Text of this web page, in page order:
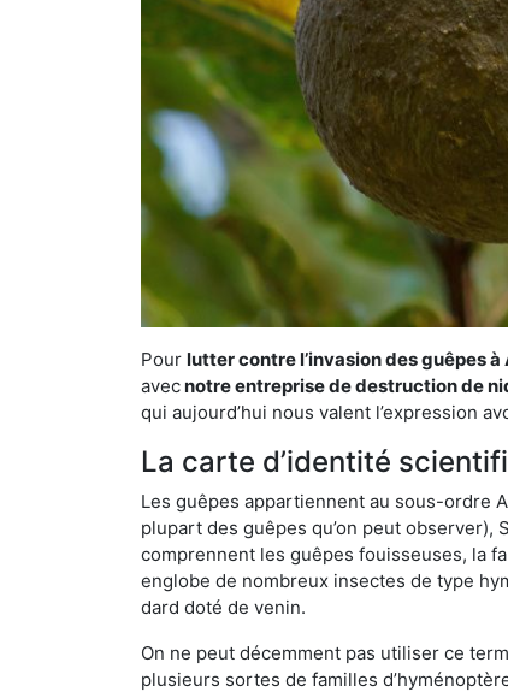
Pour lutter contre l’invasion des guêpes à
avecnotre entreprise de destruction de
qui aujourd’hui nous valent l’expression
La carte d’identité
Les guêpes appartiennent au sous-ordre
plupart des guêpes qu’on peut
comprennent les guêpes fouisseuses, la
englobe de nombreux insectes de type
dard doté de venin.
On ne peut décemment pas utiliser ce
plusieurs sortes de familles